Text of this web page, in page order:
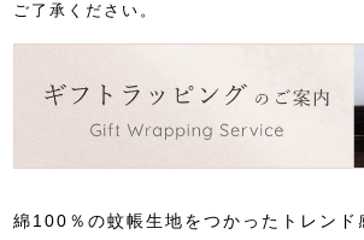
ご了承ください。
綿100％の蚊帳生地をつかったトレンド